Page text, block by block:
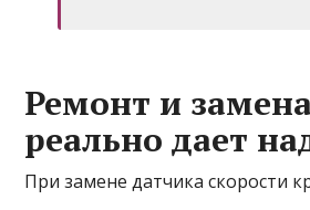
Ремонт и
реально дает
При замене датчика скорости